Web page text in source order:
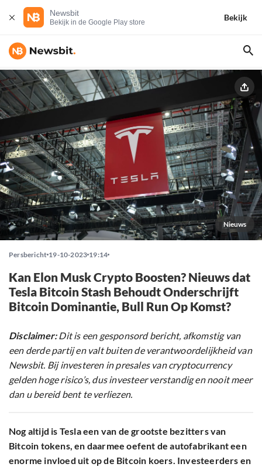
Newsbit
Bekijk in de Google Play store
Bekijk
Nieuws
Persbericht 19-10-2023 19:14
Kan Elon Musk Crypto Boosten? Nieuws dat
Tesla Bitcoin Stash Behoudt Onderschrijft
Bitcoin Dominantie, Bull Run Op Komst?
Disclaimer:Dit is een gesponsord bericht, afkomstig van
een derde partij en valt buiten de verantwoordelijkheid van
Newsbit. Bij investeren in presales van cryptocurrency
gelden hoge risico’s, dus investeer verstandig en nooit meer
dan u bereid bent te verliezen.
Nog altijd is Tesla een van de grootste bezitters van
Bitcoin tokens, en daarmee oefent de autofabrikant een
enorme invloed uit op de Bitcoin koers. Investeerders en